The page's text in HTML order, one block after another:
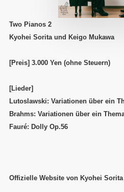
Two Pianos 2
Kyohei Sorita und Keigo Mukawa
[Preis] 3.000 Yen (ohne Steuern)
[Lieder]
Lutoslawski: Variationen über ein
Brahms: Variationen über ein
Fauré: Dolly Op.56
Offizielle Website von Kyohei Sorita